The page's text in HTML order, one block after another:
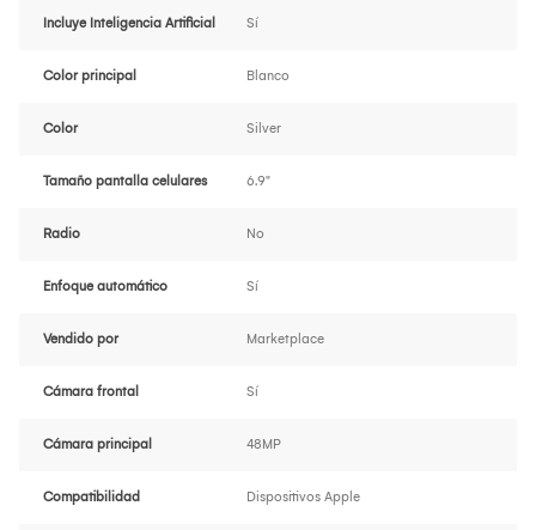
Incluye Inteligencia Artificial Sí
Color principal Blanco
Color Silver
Tamaño pantalla celulares 6.9"
Radio No
Enfoque automático Sí
Vendido por Marketplace
Cámara frontal Sí
Cámara principal 48MP
Compatibilidad Dispositivos Apple